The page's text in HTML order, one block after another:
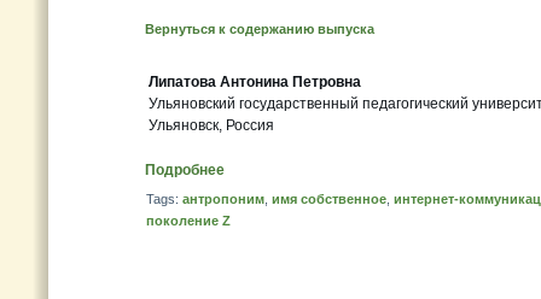
Вернуться к содержанию выпуска
Липатова Антонина Петровна
Ульяновский государственный педагогический
Ульяновск, Россия
Подробнее
Tags: антропоним имя собственное интернет-
поколение Z